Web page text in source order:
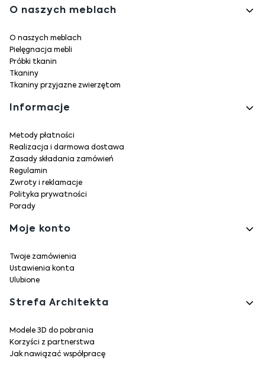
O naszych meblach
O naszych meblach
Pielęgnacja mebli
Próbki tkanin
Tkaniny
Tkaniny przyjazne zwierzętom
Informacje
Metody płatności
Realizacja i darmowa dostawa
Zasady składania zamówień
Regulamin
Zwroty i reklamacje
Polityka prywatności
Porady
Moje konto
Twoje zamówienia
Ustawienia konta
Ulubione
Strefa Architekta
Modele 3D do pobrania
Korzyści z partnerstwa
Jak nawiązać współpracę